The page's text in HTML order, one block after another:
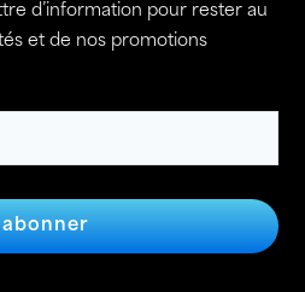
d’information pour rester au
et de nos promotions